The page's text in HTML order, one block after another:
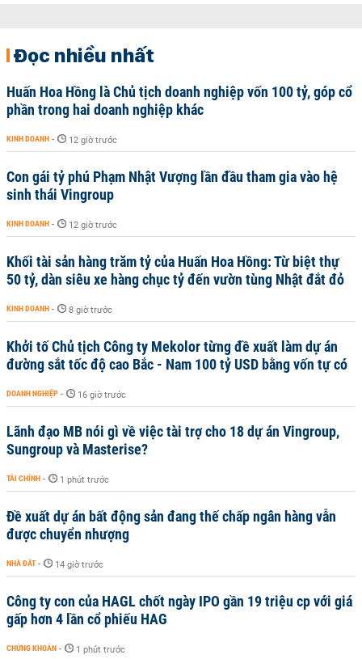
Đọc nhiều nhất
Huấn Hoa Hồng là Chủ tịch doanh nghiệp vốn 100 tỷ, góp cổ
phần trong hai doanh nghiệp khác
KINH DOANH - 12 giờ trước
Con gái tỷ phú Phạm Nhật Vượng lần đầu tham gia vào hệ
sinh thái Vingroup
KINH DOANH - 12 giờ trước
Khối tài sản hàng trăm tỷ của Huấn Hoa Hồng: Từ biệt thự
50 tỷ, dàn siêu xe hàng chục tỷ đến vườn tùng Nhật đắt đỏ
KINH DOANH - 8 giờ trước
Khởi tố Chủ tịch Công ty Mekolor từng đề xuất làm dự án
đường sắt tốc độ cao Bắc - Nam 100 tỷ USD bằng vốn tự có
DOANH NGHIỆP - 16 giờ trước
Lãnh đạo MB nói gì về việc tài trợ cho 18 dự án Vingroup,
Sungroup và Masterise?
TÀI CHÍNH - 1 phút trước
Đề xuất dự án bất động sản đang thế chấp ngân hàng vẫn
được chuyển nhượng
NHÀ ĐẤT - 14 giờ trước
Công ty con của HAGL chốt ngày IPO gần 19 triệu cp với giá
gấp hơn 4 lần cổ phiếu HAG
CHỨNG KHOÁN - 1 phút trước